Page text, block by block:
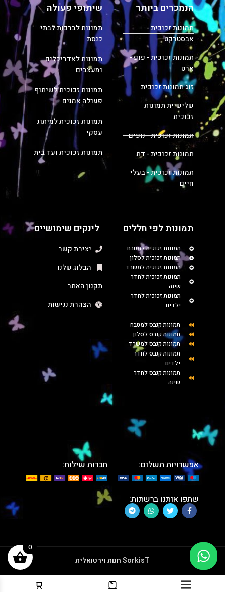
הנמכרים ביותר
תמונות זכוכית -
אבסטרקט
תמונות זכוכית - פופ -
ארט
זוג תמונות זכוכית
שלישיית תמונות
זכוכית
תמונות זכוכית - נופים
תמונות זכוכית - דת
תמונות זכוכית - בעלי
חיים
שיתופי פעולה
תמונות לברכות לבתי
כנסת
תמונות לאדריכלים
ומעצבים
תמונות זכוכית לשיתוף
פעולה אמנים
תמונות זכוכית למיתוג
עסקי
תמונות זכוכית ועד בית
תמונות לפי חללים
תמונות זכוכית למטבח
תמונות זכוכית לסלון
תמונות זכוכית למשרד
תמונות זכוכית לחדר
שינה
תמונות זכוכית לחדר
ילדים
תמונות קנבס למטבח
תמונות קנבס לסלון
תמונות קנבס למשרד
תמונות קנבס לחדר
ילדים
תמונות קנבס לחדר
שינה
לינקים שימושיים
יצירת קשר
הבלוג שלנו
תקנון האתר
הצהרת נגישות
אפשרויות תשלום: חברות שילוח:
שתפו אותנו ברשתות:
SorkisTחנות וירטואלית
0